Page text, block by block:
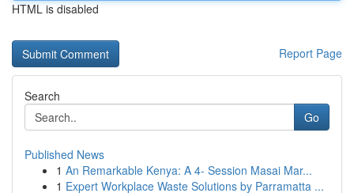
HTML is disabled
Report Page
Search
Go
Published News
1 An Remarkable Kenya: A 4- Session Masai Mar...
1 Expert Workplace Waste Solutions by Parramatta ...